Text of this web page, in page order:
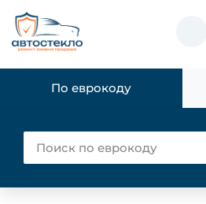
По еврокоду